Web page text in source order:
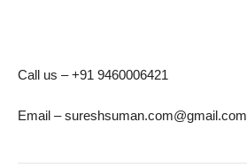
Call us – +91 9460006421
Email – sureshsuman.com@gmail.com